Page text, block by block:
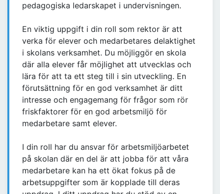
pedagogiska ledarskapet i undervisningen.
En viktig uppgift i din roll som rektor är att
verka för elever och medarbetares delaktighet
i skolans verksamhet. Du möjliggör en skola
där alla elever får möjlighet att utvecklas och
lära för att ta ett steg till i sin utveckling. En
förutsättning för en god verksamhet är ditt
intresse och engagemang för frågor som rör
friskfaktorer för en god arbetsmiljö för
medarbetare samt elever.
I din roll har du ansvar för arbetsmiljöarbetet
på skolan där en del är att jobba för att våra
medarbetare kan ha ett ökat fokus på de
arbetsuppgifter som är kopplade till deras